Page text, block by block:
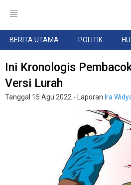
BERITA UTAMA POLITIK
Ini Kronologis
Versi Lurah
Tanggal 15 Agu 2022 - Laporan Ira